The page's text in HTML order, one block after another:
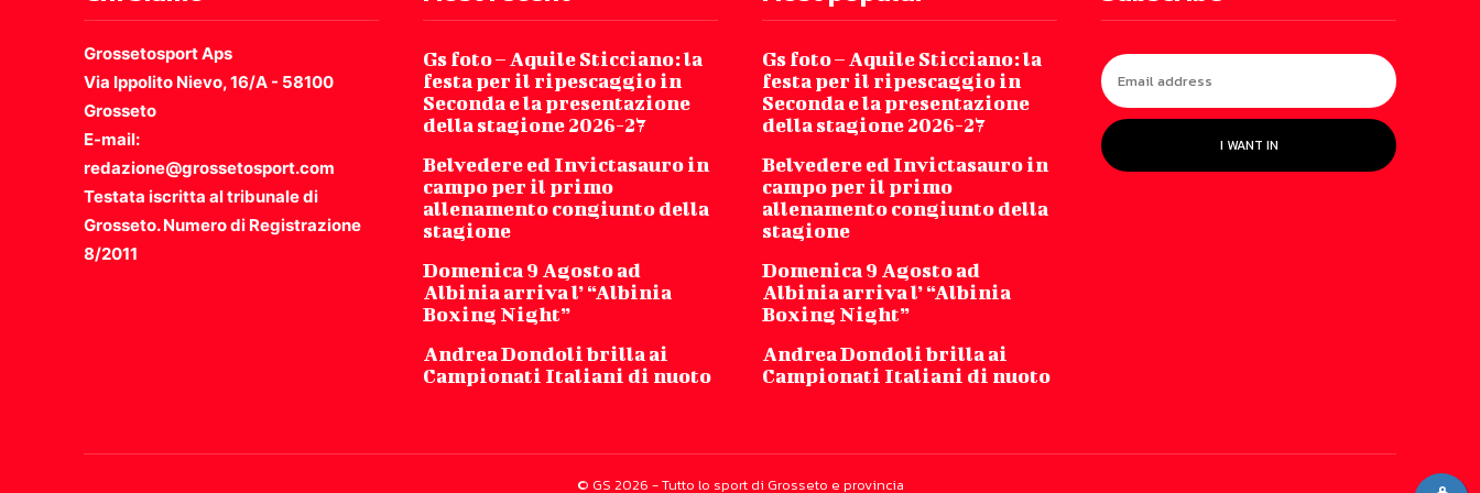
Grossetosport Aps
Via Ippolito Nievo, 16/A - 58100
Grosseto
E-mail:
redazione@grossetosport.com
Testata iscritta al tribunale di
Grosseto. Numero di Registrazione
8/2011
Gs foto – Aquile Sticciano: la
festa per il ripescaggio in
Seconda e la presentazione
della stagione 2026-27
Belvedere ed Invictasauro in
campo per il primo
allenamento congiunto della
stagione
Domenica 9 Agosto ad
Albinia arriva l’ “Albinia
Boxing Night”
Andrea Dondoli brilla ai
Campionati Italiani di nuoto
Gs foto – Aquile Sticciano: la
festa per il ripescaggio in
Seconda e la presentazione
della stagione 2026-27
Belvedere ed Invictasauro in
campo per il primo
allenamento congiunto della
stagione
Domenica 9 Agosto ad
Albinia arriva l’ “Albinia
Boxing Night”
Andrea Dondoli brilla ai
Campionati Italiani di nuoto
I WANT IN
© GS 2026 - Tutto lo sport di Grosseto e provincia